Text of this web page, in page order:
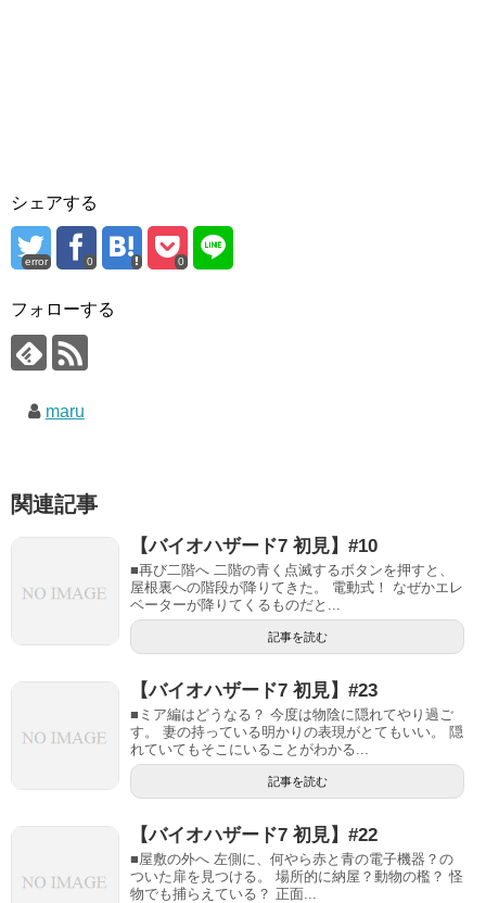
シェアする
error 0 0
フォローする
maru
関連記事
【バイオハザード7 初見】#10
■再び二階へ 二階の青く点滅するボタンを押すと、
屋根裏への階段が降りてきた。 電動式！ なぜかエレ
ベーターが降りてくるものだと...
記事を読む
【バイオハザード7 初見】#23
■ミア編はどうなる？ 今度は物陰に隠れてやり過ご
す。 妻の持っている明かりの表現がとてもいい。 隠
れていてもそこにいることがわかる...
記事を読む
【バイオハザード7 初見】#22
■屋敷の外へ 左側に、何やら赤と青の電子機器？の
ついた扉を見つける。 場所的に納屋？動物の檻？ 怪
物でも捕らえている？ 正面...